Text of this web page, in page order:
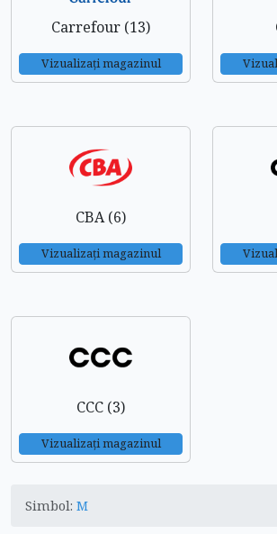
Carrefour (13)
Vizualizați magazinul
CBA (6)
Vizualizați magazinul
CCC (3)
Vizualizați magazinul
Simbol: M